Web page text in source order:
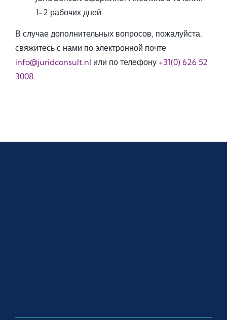
1-2 рабочих дней.
В случае дополнительных вопросов, пожалуйста,
свяжитесь с нами по электронной почте
info@juridconsult.nl или по телефону +31(0) 626 52
3008.